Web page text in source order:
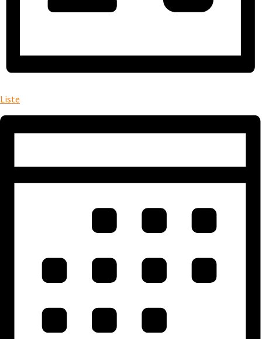
Liste